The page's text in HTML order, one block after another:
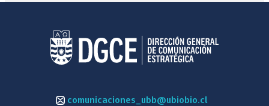
comunicaciones_ubb@ubiobio.cl